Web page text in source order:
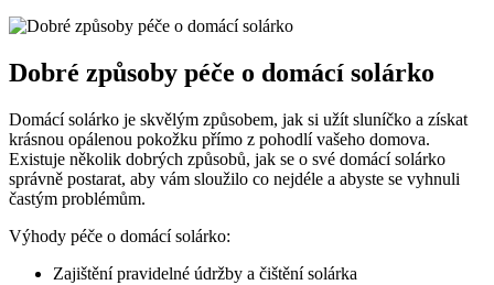
Dobré způsoby péče o domácí solárko
Domácí solárko je skvělým způsobem, jak si užít sluníčko a získat
krásnou opálenou pokožku přímo z pohodlí vašeho domova.
Existuje několik dobrých způsobů, jak se o své domácí solárko
správně postarat, aby vám sloužilo co nejdéle a abyste se vyhnuli
častým problémům.
Výhody péče o domácí solárko:
Zajištění pravidelné údržby a čištění solárka